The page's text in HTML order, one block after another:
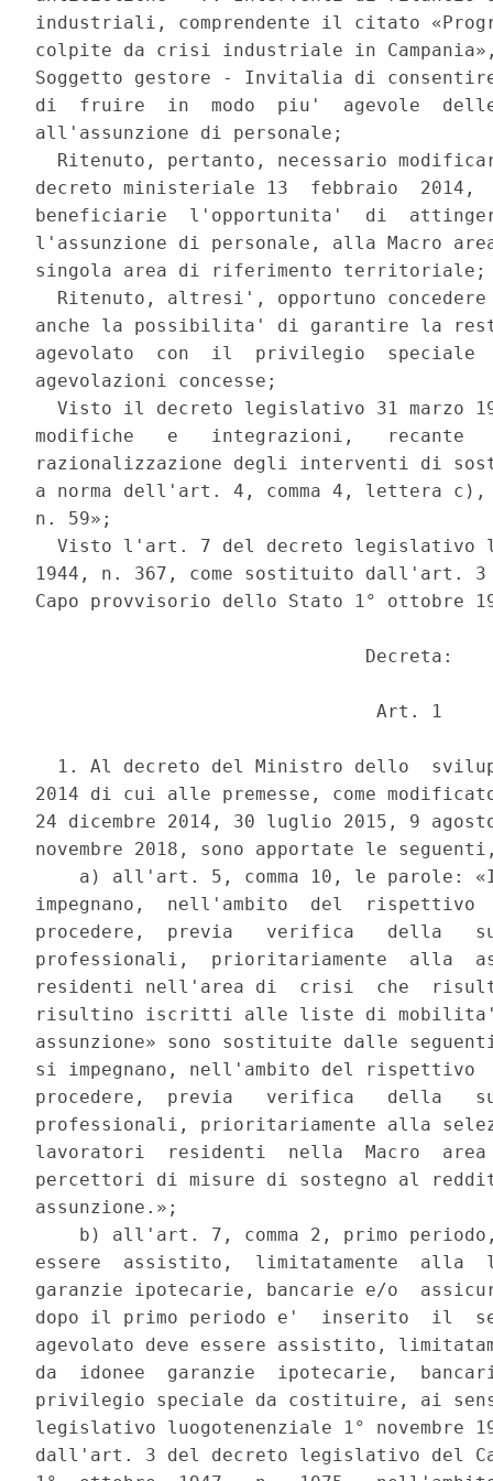
industriali, comprendente il citato
colpite da crisi industriale in
Soggetto gestore - Invitalia di
di  fruire  in  modo  piu'  agevole
all'assunzione di personale;
Ritenuto, pertanto, necessario
decreto ministeriale 13  febbraio  2014,
beneficiarie  l'opportunita'  di
l'assunzione di personale, alla Macro
singola area di riferimento
Ritenuto, altresi', opportuno
anche la possibilita' di garantire la
agevolato  con  il  privilegio  speciale
agevolazioni concesse;
Visto il decreto legislativo 31 marzo
modifiche   e   integrazioni,   recante
razionalizzazione degli interventi di
a norma dell'art. 4, comma 4, lettera c),
n. 59»;
Visto l'art. 7 del decreto legislativo
1944, n. 367, come sostituito dall'art.
Capo provvisorio dello Stato 1° ottobre
                              Decreta:
                               Art. 1
1. Al decreto del Ministro dello
2014 di cui alle premesse, come
24 dicembre 2014, 30 luglio 2015, 9
novembre 2018, sono apportate le
a) all'art. 5, comma 10, le parole:
impegnano,  nell'ambito  del
procedere,  previa   verifica   della
professionali,  prioritariamente  alla
residenti nell'area di  crisi  che
risultino iscritti alle liste di mobilita',
assunzione» sono sostituite dalle
si impegnano, nell'ambito del
procedere,  previa   verifica   della
professionali, prioritariamente alla
lavoratori  residenti  nella  Macro
percettori di misure di sostegno al
assunzione.»;
b) all'art. 7, comma 2, primo
essere  assistito,  limitatamente  alla
garanzie ipotecarie, bancarie e/o
dopo il primo periodo e'  inserito  il
agevolato deve essere assistito,
da  idonee  garanzie  ipotecarie,
privilegio speciale da costituire, ai
legislativo luogotenenziale 1° novembre
dall'art. 3 del decreto legislativo del